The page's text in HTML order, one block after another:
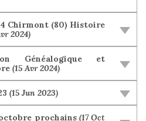
Chirmont (80) Histoire
2024)
Généalogique et
(15 Avr 2024)
(15 Jun 2023)
prochains(17 Oct